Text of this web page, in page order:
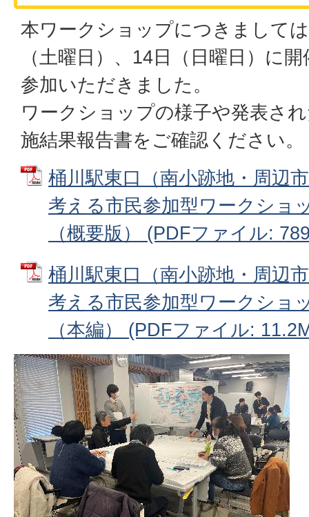
本ワークショップにつきまして
（土曜日）、14日（日曜日）に
参加いただきました。
ワークショップの様子や発表さ
施結果報告書をご確認ください。
桶川駅東口（南小跡地・周辺
考える市民参加型ワークショ
（概要版） (PDFファイル:
桶川駅東口（南小跡地・周辺
考える市民参加型ワークショ
（本編） (PDFファイル: